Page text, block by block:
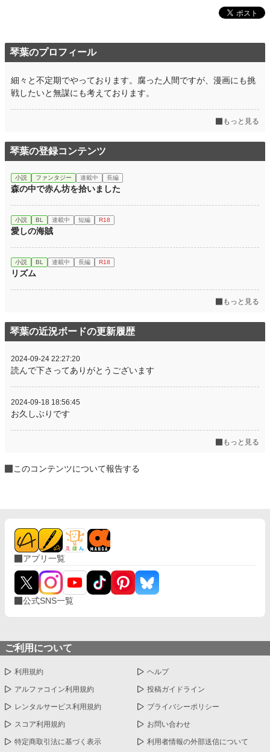
琴葉のプロフィール
細々と不定期でやっております。腐った人間ですが、漫画にも挑
戦したいと無謀にも考えております。
もっと見る
琴葉の登録コンテンツ
小説 ファンタジー 連載中 長編
森の中で赤ん坊を拾いました
小説 BL 連載中 短編 R18
愛しの海賊
小説 BL 連載中 長編 R18
リズム
もっと見る
琴葉の近況ボードの更新履歴
2024-09-24 22:27:20
読んで下さってありがとうございます
2024-09-18 18:56:45
お久しぶりです
もっと見る
このコンテンツについて報告する
アプリ一覧
公式SNS一覧
ご利用について
利用規約 ヘルプ
アルファコイン利用規約 投稿ガイドライン
レンタルサービス利用規約 プライバシーポリシー
スコア利用規約 お問い合わせ
特定商取引法に基づく表示 利用者情報の外部送信について